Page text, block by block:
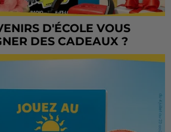
D'ÉCOLE VOUS
DES CADEAUX ?